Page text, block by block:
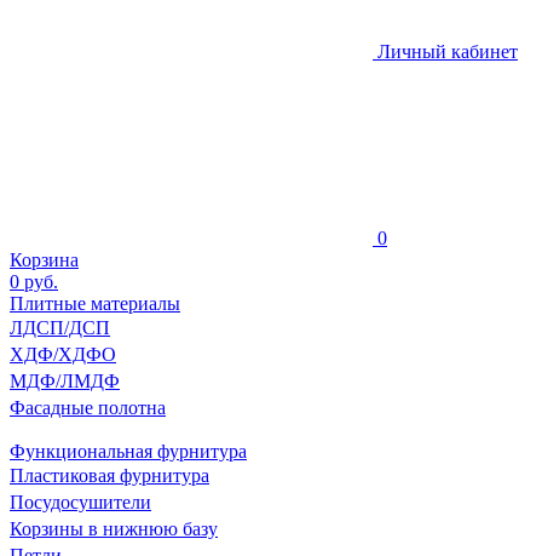
Личный кабинет
0
Корзина
0 руб.
Плитные материалы
ЛДСП/ДСП
ХДФ/ХДФО
МДФ/ЛМДФ
Фасадные полотна
Функциональная фурнитура
Пластиковая фурнитура
Посудосушители
Корзины в нижнюю базу